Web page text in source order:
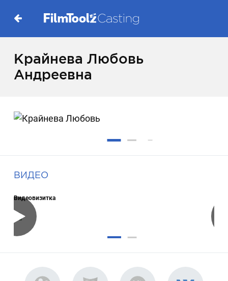
Крайнева Любовь
Андреевна
ВИДЕО
Видеовизитка